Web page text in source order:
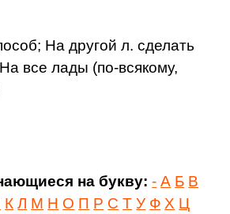
На другой л. сделать
все лады (по-всякому,
на букву: - А Б В
К Л М Н О П Р С Т У Ф Х Ц